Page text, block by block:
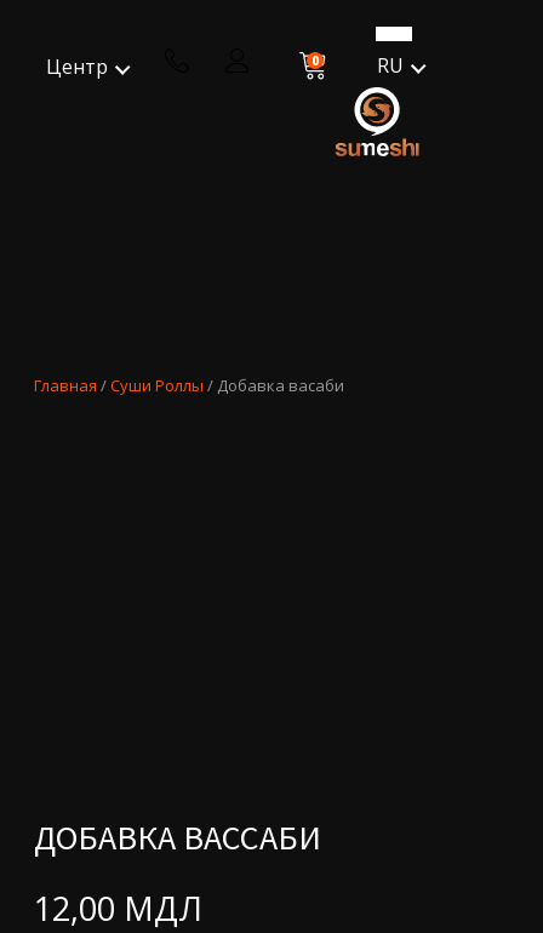
Центр 0 RU
Главная /Суши Роллы / Добавка васаби
ДОБАВКА ВАССАБИ
12,00 МДЛ